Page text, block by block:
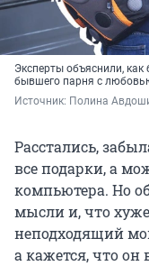
Эксперты объяснили,
бывшего парня с
Источник: Полина
Расстались,
все подарки, а
компьютера. Но
мысли и, что
неподходящий
а кажется, что он